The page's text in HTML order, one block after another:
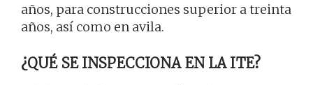
años, para construcciones superior a treinta
años, así como en avila.
¿QUÉ SE INSPECCIONA EN LA ITE?